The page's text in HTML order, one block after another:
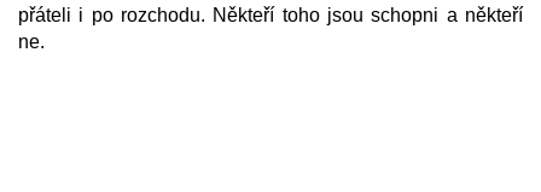
přáteli i po rozchodu. Někteří toho jsou schopni a někteří
ne.